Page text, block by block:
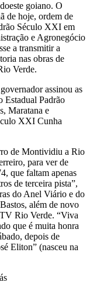
goiano. O
de hoje, ordem de
Século XXI em
e Agronegócio
a transmitir a
nas obras de
Verde.
assinou as
Estadual Padrão
Maratana e
XXI Cunha
de Montividiu a Rio
para ver de
que faltam apenas
de terceira pista”,
do Anel Viário e do
além de novo
Rio Verde. “Viva
que é muita honra
depois de
Eliton” (nasceu na